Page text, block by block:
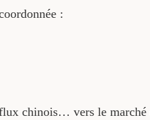
:
chinois… vers le marché